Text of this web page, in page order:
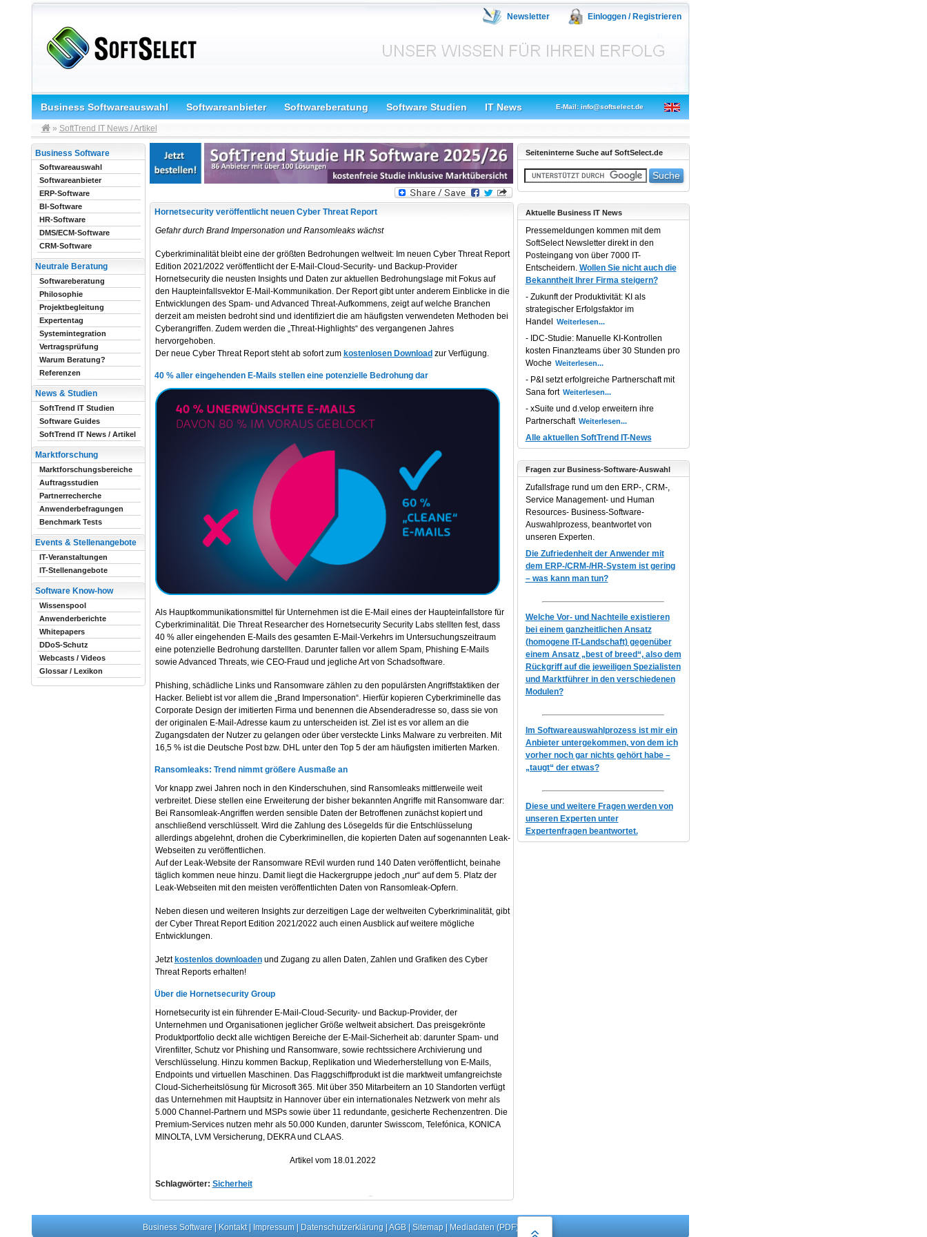
Newsletter Einloggen / Registrieren
Business Softwareauswahl Softwareanbieter Softwareberatung Software Studien IT News E-Mail: info@softselect.de
» SoftTrend IT News / Artikel
Hornetsecurity veröffentlicht neuen Cyber Threat Report
Gefahr durch Brand Impersonation und Ransomleaks wächst
Cyberkriminalität bleibt eine der größten Bedrohungen weltweit: Im neuen Cyber Threat Report
Edition 2021/2022 veröffentlicht der E-Mail-Cloud-Security- und Backup-Provider
Hornetsecurity die neusten Insights und Daten zur aktuellen Bedrohungslage mit Fokus auf
den Haupteinfallsvektor E-Mail-Kommunikation. Der Report gibt unter anderem Einblicke in die
Entwicklungen des Spam- und Advanced Threat-Aufkommens, zeigt auf welche Branchen
derzeit am meisten bedroht sind und identifiziert die am häufigsten verwendeten Methoden bei
Cyberangriffen. Zudem werden die „Threat-Highlights“ des vergangenen Jahres
hervorgehoben.
Der neue Cyber Threat Report steht ab sofort zum kostenlosen Downloadzur Verfügung.
40 % aller eingehenden E-Mails stellen eine potenzielle Bedrohung dar
Als Hauptkommunikationsmittel für Unternehmen ist die E-Mail eines der Haupteinfallstore für
Cyberkriminalität. Die Threat Researcher des Hornetsecurity Security Labs stellten fest, dass
40 % aller eingehenden E-Mails des gesamten E-Mail-Verkehrs im Untersuchungszeitraum
eine potenzielle Bedrohung darstellten. Darunter fallen vor allem Spam, Phishing E-Mails
sowie Advanced Threats, wie CEO-Fraud und jegliche Art von Schadsoftware.
Phishing, schädliche Links und Ransomware zählen zu den populärsten Angriffstaktiken der
Hacker. Beliebt ist vor allem die „Brand Impersonation“. Hierfür kopieren Cyberkriminelle das
Corporate Design der imitierten Firma und benennen die Absenderadresse so, dass sie von
der originalen E-Mail-Adresse kaum zu unterscheiden ist. Ziel ist es vor allem an die
Zugangsdaten der Nutzer zu gelangen oder über versteckte Links Malware zu verbreiten. Mit
16,5 % ist die Deutsche Post bzw. DHL unter den Top 5 der am häufigsten imitierten Marken.
Ransomleaks: Trend nimmt größere Ausmaße an
Vor knapp zwei Jahren noch in den Kinderschuhen, sind Ransomleaks mittlerweile weit
verbreitet. Diese stellen eine Erweiterung der bisher bekannten Angriffe mit Ransomware dar:
Bei Ransomleak-Angriffen werden sensible Daten der Betroffenen zunächst kopiert und
anschließend verschlüsselt. Wird die Zahlung des Lösegelds für die Entschlüsselung
allerdings abgelehnt, drohen die Cyberkriminellen, die kopierten Daten auf sogenannten Leak-
Webseiten zu veröffentlichen.
Auf der Leak-Website der Ransomware REvil wurden rund 140 Daten veröffentlicht, beinahe
täglich kommen neue hinzu. Damit liegt die Hackergruppe jedoch „nur“ auf dem 5. Platz der
Leak-Webseiten mit den meisten veröffentlichten Daten von Ransomleak-Opfern.
Neben diesen und weiteren Insights zur derzeitigen Lage der weltweiten Cyberkriminalität, gibt
der Cyber Threat Report Edition 2021/2022 auch einen Ausblick auf weitere mögliche
Entwicklungen.
Jetztkostenlos downloadenund Zugang zu allen Daten, Zahlen und Grafiken des Cyber
Threat Reports erhalten!
Über die Hornetsecurity Group
Hornetsecurity ist ein führender E-Mail-Cloud-Security- und Backup-Provider, der
Unternehmen und Organisationen jeglicher Größe weltweit absichert. Das preisgekrönte
Produktportfolio deckt alle wichtigen Bereiche der E-Mail-Sicherheit ab: darunter Spam- und
Virenfilter, Schutz vor Phishing und Ransomware, sowie rechtssichere Archivierung und
Verschlüsselung. Hinzu kommen Backup, Replikation und Wiederherstellung von E-Mails,
Endpoints und virtuellen Maschinen. Das Flaggschiffprodukt ist die marktweit umfangreichste
Cloud-Sicherheitslösung für Microsoft 365. Mit über 350 Mitarbeitern an 10 Standorten verfügt
das Unternehmen mit Hauptsitz in Hannover über ein internationales Netzwerk von mehr als
5.000 Channel-Partnern und MSPs sowie über 11 redundante, gesicherte Rechenzentren. Die
Premium-Services nutzen mehr als 50.000 Kunden, darunter Swisscom, Telefónica, KONICA
MINOLTA, LVM Versicherung, DEKRA und CLAAS.
Artikel vom 18.01.2022
Schlagwörter: Sicherheit
Business Software
Softwareauswahl
Softwareanbieter
ERP-Software
BI-Software
HR-Software
DMS/ECM-Software
CRM-Software
Neutrale Beratung
Softwareberatung
Philosophie
Projektbegleitung
Expertentag
Systemintegration
Vertragsprüfung
Warum Beratung?
Referenzen
News & Studien
SoftTrend IT Studien
Software Guides
SoftTrend IT News / Artikel
Marktforschung
Marktforschungsbereiche
Auftragsstudien
Partnerrecherche
Anwenderbefragungen
Benchmark Tests
Events & Stellenangebote
IT-Veranstaltungen
IT-Stellenangebote
Software Know-how
Wissenspool
Anwenderberichte
Whitepapers
DDoS-Schutz
Webcasts / Videos
Glossar / Lexikon
Seiteninterne Suche auf SoftSelect.de
Aktuelle Business IT News
Pressemeldungen kommen mit dem
SoftSelect Newsletter direkt in den
Posteingang von über 7000 IT-
Entscheidern. Wollen Sie nicht auch die
Bekanntheit Ihrer Firma steigern?
Zukunft der Produktivität: KI als
strategischer Erfolgsfaktor im
Handel
IDC-Studie: Manuelle KI-Kontrollen
kosten Finanzteams über 30 Stunden pro
Woche
P&I setzt erfolgreiche Partnerschaft mit
Sana fort
xSuite und d.velop erweitern ihre
Partnerschaft
Alle aktuellen SoftTrend IT-News
Fragen zur Business-Software-Auswahl
Zufallsfrage rund um den ERP-, CRM-,
Service Management- und Human
Resources- Business-Software-
Auswahlprozess, beantwortet von
unseren Experten.
Die Zufriedenheit der Anwender mit
dem ERP-/CRM-/HR-System ist gering
– was kann man tun?
Welche Vor- und Nachteile existieren
bei einem ganzheitlichen Ansatz
(homogene IT-Landschaft) gegenüber
einem Ansatz „best of breed“, also dem
Rückgriff auf die jeweiligen Spezialisten
und Marktführer in den verschiedenen
Modulen?
Im Softwareauswahlprozess ist mir ein
Anbieter untergekommen, von dem ich
vorher noch gar nichts gehört habe –
„taugt“ der etwas?
Diese und weitere Fragen werden von
unseren Experten unter
Expertenfragen beantwortet.
Business Software | Kontakt| Impressum| Datenschutzerklärung |AGB| Sitemap | Mediadaten (PDF)